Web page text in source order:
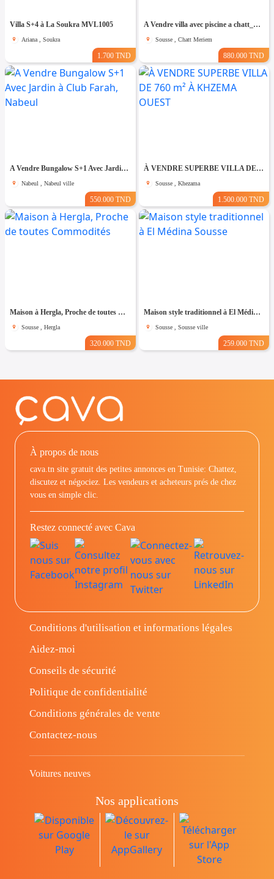
Villa S+4 à La Soukra MVL1005
Ariana , Soukra
1.700 TND
A Vendre villa avec piscine a chatt_mariem pré résidence Costa
Sousse , Chatt Meriem
880.000 TND
A Vendre Bungalow S+1 Avec Jardin à Club Farah, Nabeul
Nabeul , Nabeul ville
550.000 TND
À VENDRE SUPERBE VILLA DE 760 m² À KHZEMA OUEST
Sousse , Khezama
1.500.000 TND
Maison à Hergla, Proche de toutes Commodités
Sousse , Hergla
320.000 TND
Maison style traditionnel à El Médina Sousse
Sousse , Sousse ville
259.000 TND
À propos de nous
cava.tn site gratuit des petites annonces en Tunisie: Chattez,
discutez et négociez. Les vendeurs et acheteurs prés de chez
vous en simple clic.
Restez connecté avec Cava
Conditions d'utilisation et informations légales
Aidez-moi
Conseils de sécurité
Politique de confidentialité
Conditions générales de vente
Contactez-nous
Voitures neuves
Nos applications